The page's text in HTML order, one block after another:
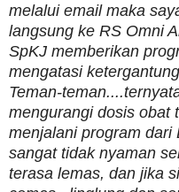
melalui email maka
langsung ke RS Omni
SpKJ memberikan
mengatasi
Teman-
mengurangi dosis obat
menjalani program dari
sangat tidak nyaman
terasa lemas, dan jika